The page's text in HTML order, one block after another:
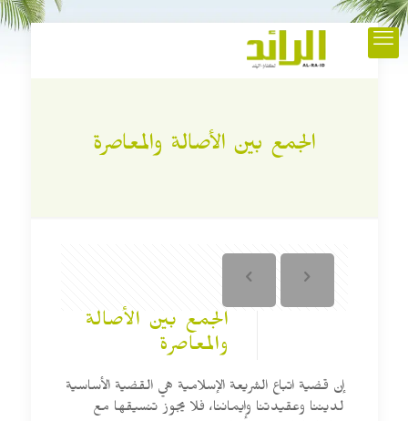
الجمع بين الأصالة والمعاصرة
الجمع بين الأصالة
والمعاصرة
إن قضية اتباع الشريعة الإسلامية هي القضية الأساسية
لديننا وعقيدتنا وإيماننا، فلا يجوز تنسيقها مع